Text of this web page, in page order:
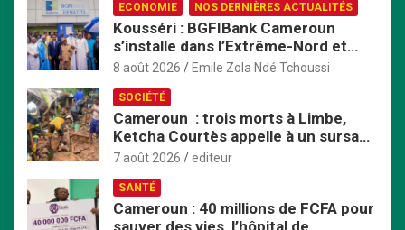
r
c
h
e
r
ECONOMIE NOS DERNIÈRES ACTUALITÉS
Kousséri : BGFIBank Cameroun
s’installe dans l’Extrême-Nord et
mise sur le développement local
8 août 2026 Emile Zola Ndé Tchoussi
SOCIÉTÉ
Cameroun : trois morts à Limbe,
Ketcha Courtès appelle à un sursaut
face aux inondations
7 août 2026 editeur
SANTÉ
Cameroun : 40 millions de FCFA pour